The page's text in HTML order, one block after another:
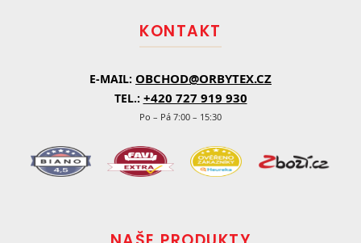
KONTAKT
E-MAIL: OBCHOD@ORBYTEX.CZ
TEL.: +420 727 919 930
Po – Pá 7:00 – 15:30